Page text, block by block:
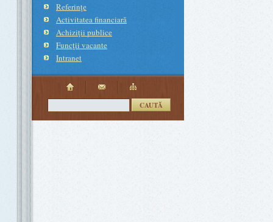
Referinţe
Activitatea financiară
Achiziţii publice
Funcţii vacante
Intranet
CAUTĂ